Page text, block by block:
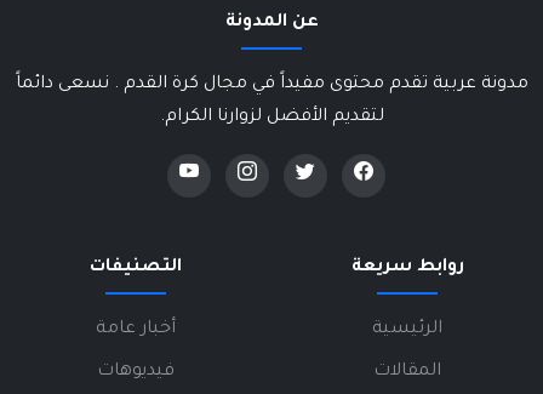
عن المدونة
مدونة عربية تقدم محتوى مفيداً في مجال كرة القدم . نسعى دائماً
لتقديم الأفضل لزوارنا الكرام.
روابط سريعة
الرئيسية
المقالات
التصنيفات
أخبار عامة
فيديوهات